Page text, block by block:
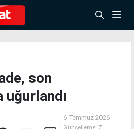
son
6 Temmuz 2026
Güncelleme: 7